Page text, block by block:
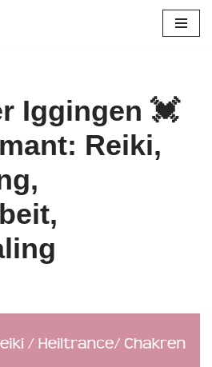
Iggingen 💓️
Reiki,